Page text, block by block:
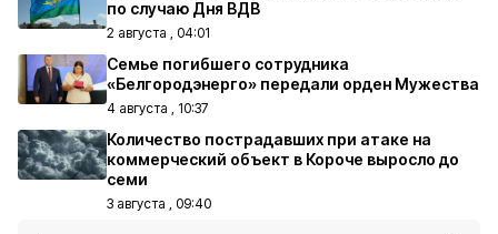
по случаю Дня ВДВ
2 августа , 04:01
Семье погибшего сотрудника
«Белгородэнерго» передали орден Мужества
4 августа , 10:37
Количество пострадавших при атаке на
коммерческий объект в Короче выросло до
семи
3 августа , 09:40